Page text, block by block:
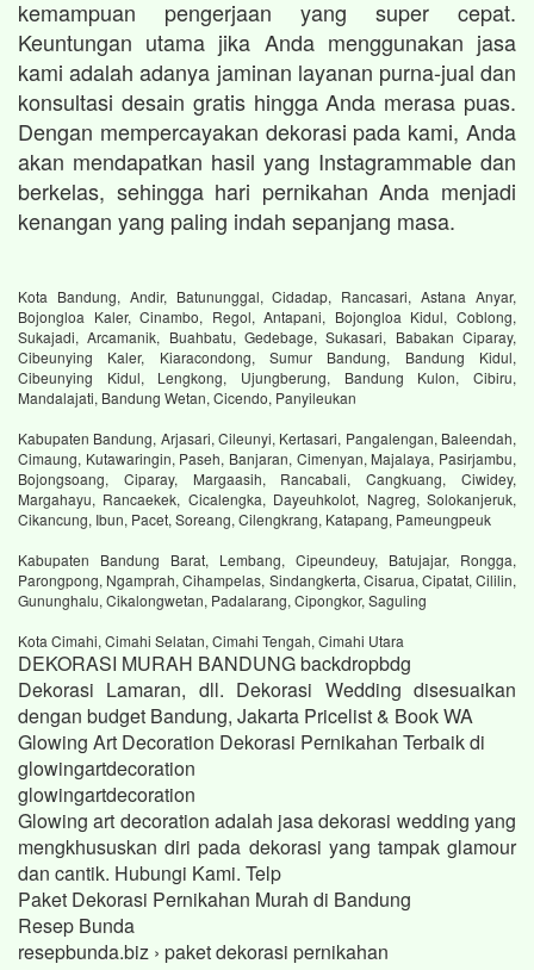
kemampuan pengerjaan yang super cepat.
Keuntungan utama jika Anda menggunakan jasa
kami adalah adanya jaminan layanan purna-jual dan
konsultasi desain gratis hingga Anda merasa puas.
Dengan mempercayakan dekorasi pada kami, Anda
akan mendapatkan hasil yang Instagrammable dan
berkelas, sehingga hari pernikahan Anda menjadi
kenangan yang paling indah sepanjang masa.
Kota Bandung, Andir, Batununggal, Cidadap, Rancasari, Astana Anyar,
Bojongloa Kaler, Cinambo, Regol, Antapani, Bojongloa Kidul, Coblong,
Sukajadi, Arcamanik, Buahbatu, Gedebage, Sukasari, Babakan Ciparay,
Cibeunying Kaler, Kiaracondong, Sumur Bandung, Bandung Kidul,
Cibeunying Kidul, Lengkong, Ujungberung, Bandung Kulon, Cibiru,
Mandalajati, Bandung Wetan, Cicendo, Panyileukan
Kabupaten Bandung, Arjasari, Cileunyi, Kertasari, Pangalengan, Baleendah,
Cimaung, Kutawaringin, Paseh, Banjaran, Cimenyan, Majalaya, Pasirjambu,
Bojongsoang, Ciparay, Margaasih, Rancabali, Cangkuang, Ciwidey,
Margahayu, Rancaekek, Cicalengka, Dayeuhkolot, Nagreg, Solokanjeruk,
Cikancung, Ibun, Pacet, Soreang, Cilengkrang, Katapang, Pameungpeuk
Kabupaten Bandung Barat, Lembang, Cipeundeuy, Batujajar, Rongga,
Parongpong, Ngamprah, Cihampelas, Sindangkerta, Cisarua, Cipatat, Cililin,
Gununghalu, Cikalongwetan, Padalarang, Cipongkor, Saguling
Kota Cimahi, Cimahi Selatan, Cimahi Tengah, Cimahi Utara
DEKORASI MURAH BANDUNG backdropbdg
Dekorasi Lamaran, dll. Dekorasi Wedding disesuaikan
dengan budget Bandung, Jakarta Pricelist & Book WA
Glowing Art Decoration Dekorasi Pernikahan Terbaik di
glowingartdecoration
glowingartdecoration
Glowing art decoration adalah jasa dekorasi wedding yang
mengkhususkan diri pada dekorasi yang tampak glamour
dan cantik. Hubungi Kami. Telp
Paket Dekorasi Pernikahan Murah di Bandung
Resep Bunda
resepbunda.biz › paket dekorasi pernikahan